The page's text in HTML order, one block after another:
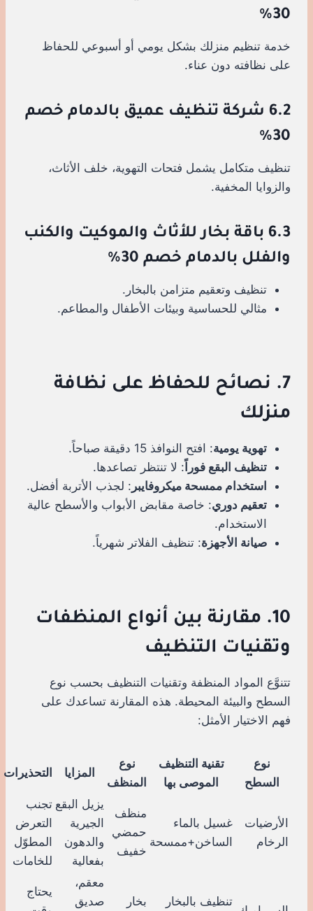
30%
خدمة تنظيم منزلك بشكل يومي أو أسبوعي للحفاظ
على نظافته دون عناء.
6.2 شركة تنظيف عميق بالدمام خصم
30%
تنظيف متكامل يشمل فتحات التهوية، خلف الأثاث،
والزوايا المخفية.
6.3 باقة بخار للأثاث والموكيت والكنب
والفلل بالدمام خصم 30%
تنظيف وتعقيم متزامن بالبخار.
مثالي للحساسية وبيئات الأطفال والمطاعم.
7. نصائح للحفاظ على نظافة
منزلك
تهوية يومية: افتح النوافذ 15 دقيقة صباحاً.
تنظيف البقع فوراً: لا تنتظر تصاعدها.
استخدام ممسحة ميكروفايبر : لجذب الأتربة أفضل.
تعقيم دوري: خاصة مقابض الأبواب والأسطح عالية
الاستخدام.
صيانة الأجهزة: تنظيف الفلاتر شهرياً.
10. مقارنة بين أنواع المنظفات
وتقنيات التنظيف
تتنوَّع المواد المنظفة وتقنيات التنظيف بحسب نوع
السطح والبيئة المحيطة. هذه المقارنة تساعدك على
فهم الاختيار الأمثل:
نوع
السطح
تقنية التنظيف
الموصى بها
نوع
المنظف
المزايا التحذيرات
الأرضيات
الرخام
غسيل بالماء
الساخن+ممسحة
منظف
حمضي
خفيف
يزيل البقع
الجيرية
والدهون
بفعالية
تجنب
التعرض
المطوّل
للخامات
تنظيف بالبخار بخار
معقم،
صديق
يحتاج